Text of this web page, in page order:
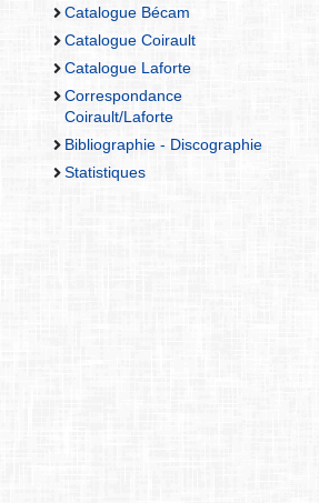
Catalogue Bécam
Catalogue Coirault
Catalogue Laforte
Correspondance
Coirault/Laforte
Bibliographie - Discographie
Statistiques